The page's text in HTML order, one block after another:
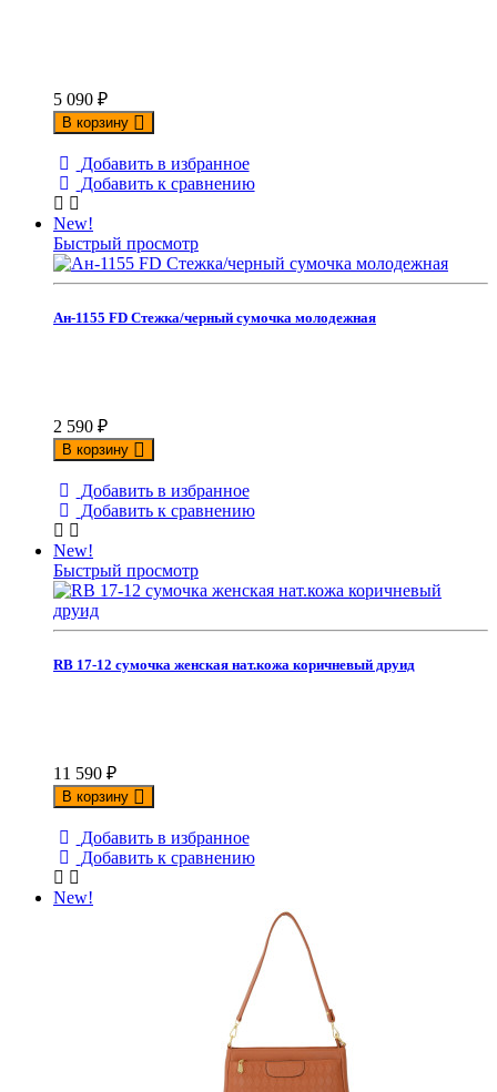
5 090 ₽
В корзину
Добавить в избранное
Добавить к сравнению
New!
Быстрый просмотр
Ан-1155 FD Стежка/черный сумочка молодежная
2 590 ₽
В корзину
Добавить в избранное
Добавить к сравнению
New!
Быстрый просмотр
RB 17-12 сумочка женская нат.кожа коричневый друид
11 590 ₽
В корзину
Добавить в избранное
Добавить к сравнению
New!